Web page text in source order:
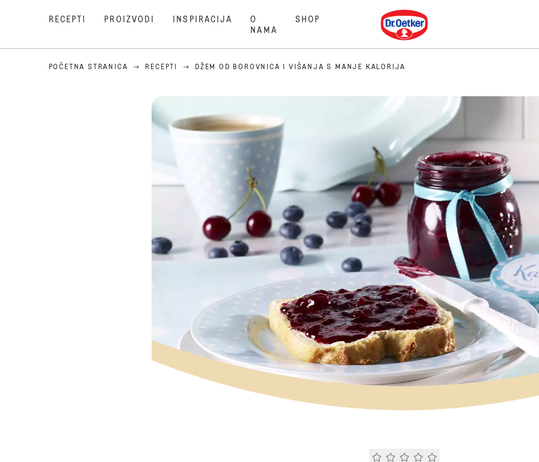
RECEPTI PROIZVODI INSPIRACIJA
O
NAMA
SHOP Dr. Oetker
POČETNA STRANICA RECEPTI DŽEM OD BOROVNICA I VIŠANJA S MANJE KALORIJA
Current rating 0.0. Click to rate.